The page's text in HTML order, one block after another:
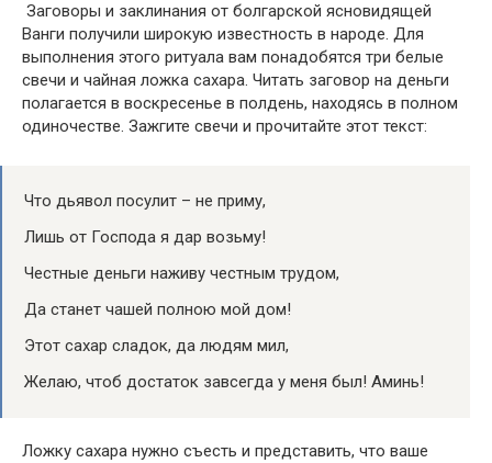
Заговоры и заклинания от болгарской ясновидящей
Ванги получили широкую известность в народе. Для
выполнения этого ритуала вам понадобятся три белые
свечи и чайная ложка сахара. Читать заговор на деньги
полагается в воскресенье в полдень, находясь в полном
одиночестве. Зажгите свечи и прочитайте этот текст:
Что дьявол посулит – не приму,
Лишь от Господа я дар возьму!
Честные деньги наживу честным трудом,
Да станет чашей полною мой дом!
Этот сахар сладок, да людям мил,
Желаю, чтоб достаток завсегда у меня был! Аминь!
Ложку сахара нужно съесть и представить, что ваше